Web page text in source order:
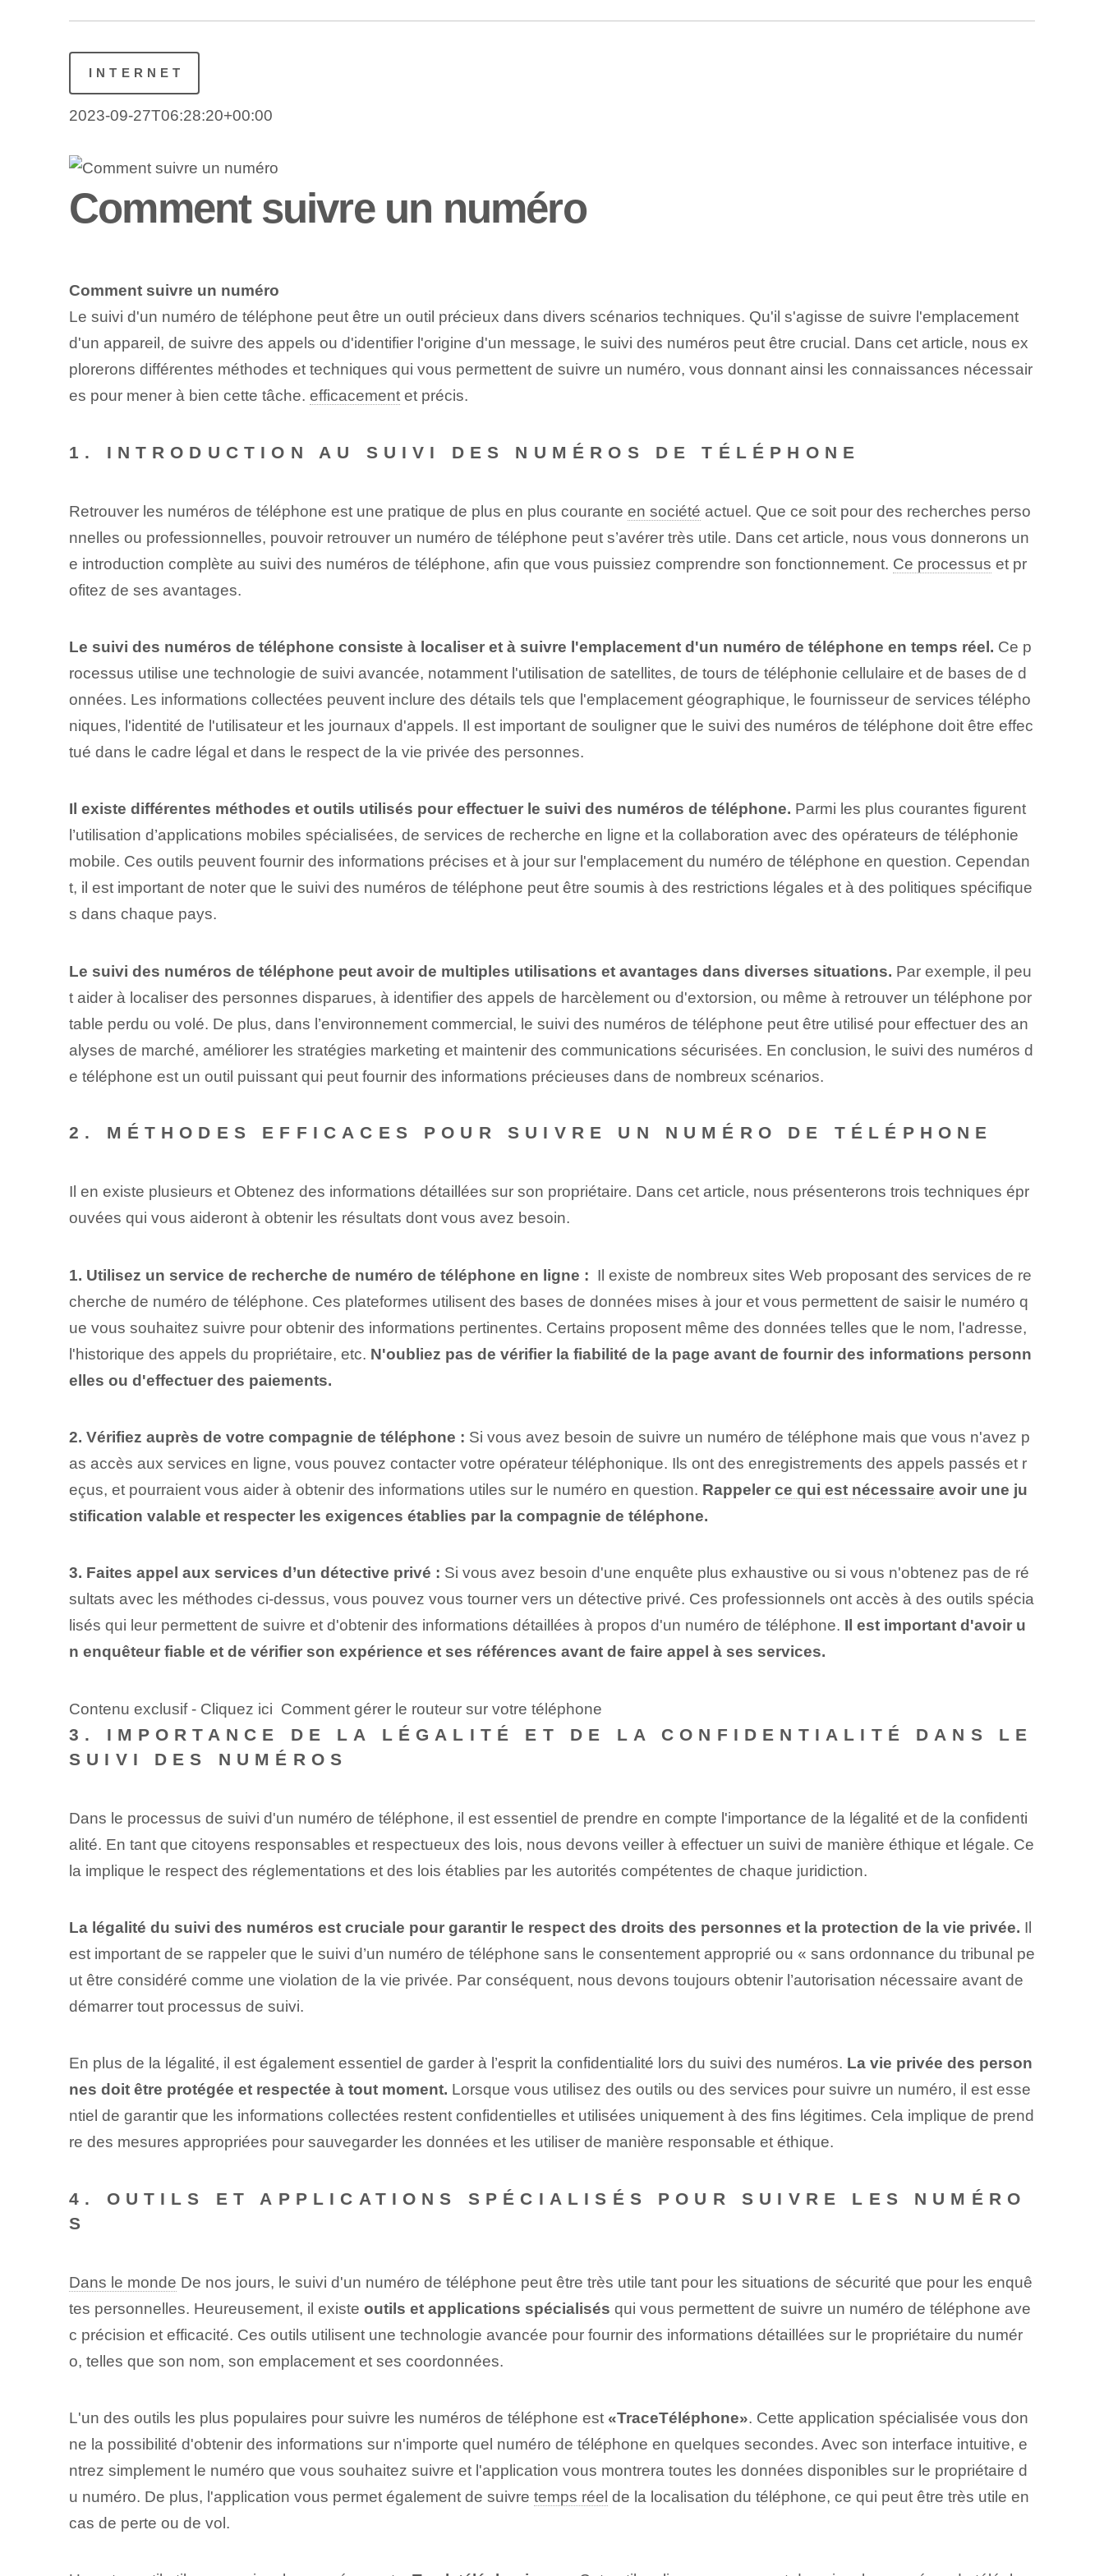
INTERNET
2023-09-27T06:28:20+00:00
Comment suivre un numéro
Comment suivre un numéro
Le suivi d'un numéro de téléphone peut être un outil précieux dans divers scénarios techniques. Qu'il s'agisse de suivre l'emplacement
d'un appareil, de suivre des appels ou d'identifier l'origine d'un message, le suivi des numéros peut être crucial. Dans cet article, nous ex
plorerons différentes méthodes et techniques qui vous permettent de suivre un numéro, vous donnant ainsi les connaissances nécessair
es pour mener à bien cette tâche. efficacement‌et précis.
1. ‌INTRODUCTION AU SUIVI DES NUMÉROS DE TÉLÉPHONE
Retrouver les numéros de téléphone est une pratique de plus en plus courante en société actuel. Que ce soit pour des recherches perso
nnelles ou professionnelles, pouvoir retrouver⁤ un numéro de téléphone peut s’avérer très utile. Dans cet article, nous vous donnerons un
e introduction complète au suivi des numéros de téléphone, afin que vous puissiez comprendre son fonctionnement. Ce processus et pr
ofitez de ses avantages.
Le suivi des numéros de téléphone consiste à localiser et à suivre l'emplacement d'un numéro de téléphone en temps réel. Ce p
rocessus utilise une technologie de suivi avancée, notamment l'utilisation de satellites, de tours de téléphonie cellulaire et de bases de d
onnées. Les informations collectées peuvent inclure des détails tels que l'emplacement géographique, le fournisseur de services télépho
niques, l'identité de l'utilisateur et les journaux d'appels. ⁤Il est important de souligner que le suivi des numéros de téléphone doit être effec
tué dans le cadre légal ⁤et dans le respect de la vie privée des personnes.
Il existe différentes méthodes et outils utilisés pour effectuer le suivi des numéros de téléphone. Parmi les plus courantes figurent
l’utilisation d’applications mobiles spécialisées, de services de recherche en ligne et la collaboration avec des opérateurs de téléphonie
mobile. Ces outils peuvent fournir des informations précises et à jour sur l'emplacement du numéro de téléphone en question. Cependan
t, il est important de noter que le suivi des numéros de téléphone peut être soumis à des restrictions légales et à des politiques spécifique
s dans chaque pays.
Le suivi des numéros de téléphone peut avoir de multiples utilisations et avantages dans diverses situations. Par exemple, il peu
t aider à localiser des personnes disparues, à identifier des appels de harcèlement ou d'extorsion, ou même à retrouver un téléphone por
table perdu ou volé. De plus, dans l’environnement commercial, le suivi des numéros de téléphone peut être utilisé pour effectuer des an
alyses de marché, améliorer les stratégies marketing et maintenir des communications sécurisées. En conclusion, le suivi des numéros d
e téléphone est un outil puissant qui peut fournir des informations précieuses dans de nombreux scénarios.
2. MÉTHODES EFFICACES POUR SUIVRE UN NUMÉRO DE TÉLÉPHONE
Il en existe plusieurs et ‌Obtenez des informations détaillées ‌sur son‍ propriétaire. Dans cet article, nous présenterons trois techniques épr
ouvées qui vous aideront à obtenir les résultats dont vous avez besoin.
1. Utilisez un service de recherche de numéro de téléphone en ligne : ⁤ Il existe de nombreux sites Web proposant des services de re
cherche de numéro de téléphone. Ces plateformes utilisent des bases de données mises à jour et vous permettent de saisir le numéro q
ue vous souhaitez suivre pour obtenir des informations pertinentes. Certains proposent même des données telles que le nom, l'adresse,
l'historique des appels du propriétaire, etc. N'oubliez pas de vérifier la fiabilité de la page avant de fournir des informations personn
elles ou d'effectuer des paiements.
2. Vérifiez‌ auprès de votre compagnie de téléphone : Si vous avez besoin de suivre un numéro de téléphone mais que vous n'avez p
as accès aux services en ligne, vous pouvez contacter votre opérateur téléphonique. ⁤Ils ont des ‌enregistrements des appels passés‌ et r
eçus, et pourraient vous aider à obtenir des informations utiles sur le numéro en question.⁢ Rappeler ce qui est nécessaire avoir une ju
stification valable⁢ et respecter les exigences établies par la compagnie de téléphone.
3. Faites appel aux services d’un détective privé : ⁤Si vous avez besoin d'une ⁣enquête⁣ plus exhaustive ou si vous n'obtenez pas de ré
sultats avec les ⁣méthodes ci-dessus, vous pouvez vous tourner vers un détective privé.‌ Ces ‌professionnels ont accès⁢ à ⁤des outils spécia
lisés qui leur permettent⁢ de suivre et d'obtenir des informations détaillées⁢ à propos d'un numéro de téléphone. Il est⁢ important d'avoir u
n enquêteur fiable⁤ et de vérifier son expérience et ses références avant de faire appel à ses services.
Contenu exclusif - Cliquez ici Comment gérer le routeur sur votre téléphone
3. IMPORTANCE DE LA LÉGALITÉ ET DE LA CONFIDENTIALITÉ DANS LE
SUIVI DES NUMÉROS
Dans le processus de suivi d'un numéro de téléphone, il est essentiel de prendre en compte l'importance de la légalité et de la confidenti
alité. En tant que citoyens responsables et respectueux des lois, nous devons veiller à effectuer un suivi de manière éthique et légale. Ce
la implique le respect des réglementations et des lois établies par les autorités compétentes de chaque juridiction.
La légalité du suivi des numéros est cruciale pour garantir le respect des droits des personnes et la protection de la vie privée. Il
est important de se rappeler que le suivi d’un numéro de téléphone sans le consentement approprié ou « sans​ ordonnance du tribunal pe
ut être considéré comme une violation de la vie privée. Par conséquent, nous devons toujours obtenir l’autorisation nécessaire avant de
démarrer tout processus de suivi.
En plus de la légalité, il est également essentiel de garder à l’esprit la confidentialité lors du suivi des numéros. La vie privée des person
nes doit être protégée et respectée à tout moment. Lorsque vous utilisez des outils ou des services pour suivre un numéro, il est esse
ntiel de garantir que les informations collectées restent confidentielles et utilisées uniquement à des fins légitimes. Cela implique de prend
re des mesures appropriées pour sauvegarder ⁢les données et les utiliser‍ de manière responsable et éthique.
4. OUTILS ET APPLICATIONS SPÉCIALISÉS POUR SUIVRE LES NUMÉRO
S
Dans le monde De nos jours, le suivi d'un numéro de téléphone peut être très utile tant pour les situations de sécurité que pour les enquê
tes personnelles. Heureusement, il existe outils⁢ et applications spécialisés qui vous permettent de suivre⁢ un numéro de téléphone ave
c précision et efficacité. Ces outils utilisent une technologie avancée pour fournir des informations détaillées sur le propriétaire du numér
o, telles que son nom, son emplacement et ses coordonnées.
L'un des outils les plus populaires pour suivre les numéros de téléphone est «TraceTéléphone». Cette application spécialisée vous don
ne la possibilité d'obtenir des informations sur n'importe quel numéro de téléphone en quelques secondes. Avec son interface intuitive, e
ntrez simplement le numéro que vous souhaitez suivre et l'application vous montrera toutes les données disponibles sur le propriétaire d
u numéro. De plus, l'application vous permet également de suivre temps réel de la localisation du téléphone, ce qui peut être très utile en
cas de perte ou de vol.